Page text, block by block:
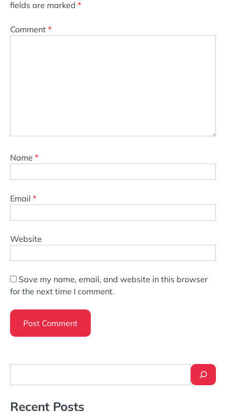
fields are marked *
Comment *
Name *
Email *
Website
Save my name, email, and website in this browser
for the next time I comment.
Recent Posts